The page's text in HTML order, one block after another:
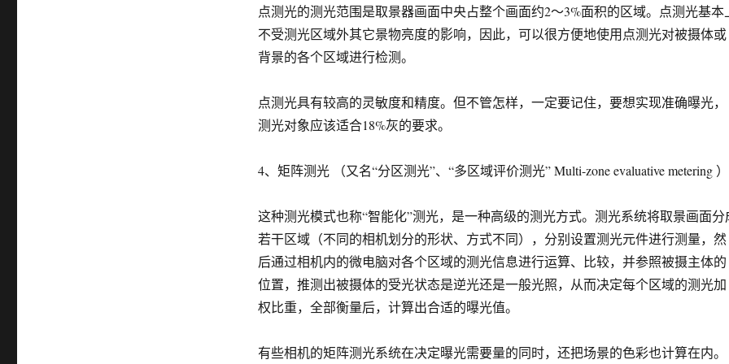
点测光的测光范围是取景器画面中央占整个画面约2～3%面积的区域。点测光基本
不受测光区域外其它景物亮度的影响，因此，可以很方便地使用点测光对被摄体或
背景的各个区域进行检测。
点测光具有较高的灵敏度和精度。但不管怎样，一定要记住，要想实现准确曝光，
测光对象应该适合18%灰的要求。
4、矩阵测光 （又名“分区测光”、“多区域评价测光” Multi-zone evaluative metering ）
这种测光模式也称“智能化”测光，是一种高级的测光方式。测光系统将取景画面分
若干区域（不同的相机划分的形状、方式不同），分别设置测光元件进行测量，然
后通过相机内的微电脑对各个区域的测光信息进行运算、比较，并参照被摄主体的
位置，推测出被摄体的受光状态是逆光还是一般光照，从而决定每个区域的测光加
权比重，全部衡量后，计算出合适的曝光值。
有些相机的矩阵测光系统在决定曝光需要量的同时，还把场景的色彩也计算在内。